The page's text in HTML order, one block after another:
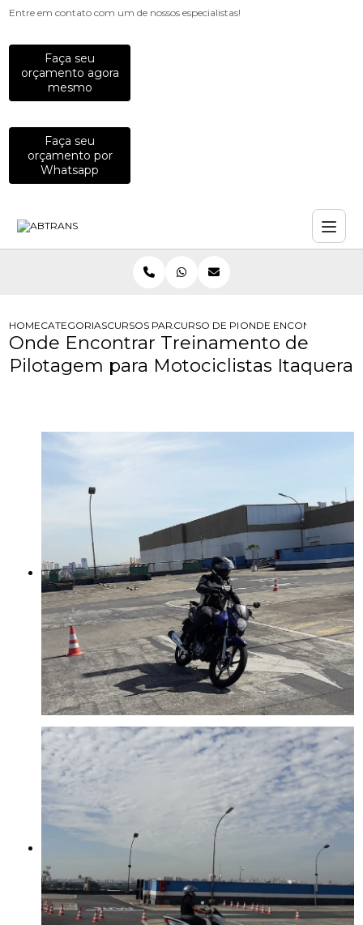
Entre em contato com um de nossos especialistas!
Faça seu
orçamento agora
mesmo
Faça seu
orçamento por
Whatsapp
HOMECATEGORIASCURSOS PARA MOTOCICLISTAS
CURSO DE PILOTAGEM PARA
ONDE ENCONTRAR
Onde Encontrar Treinamento de
Pilotagem para Motociclistas Itaquera